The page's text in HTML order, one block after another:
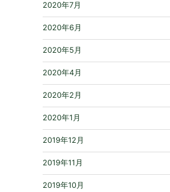
2020年7月
2020年6月
2020年5月
2020年4月
2020年2月
2020年1月
2019年12月
2019年11月
2019年10月